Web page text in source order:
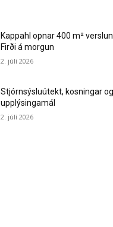
Kappahl opnar 400 m²
Firði á morgun
2. júlí 2026
Stjórnsýsluútekt, kosningar og
upplýsingamál
2. júlí 2026